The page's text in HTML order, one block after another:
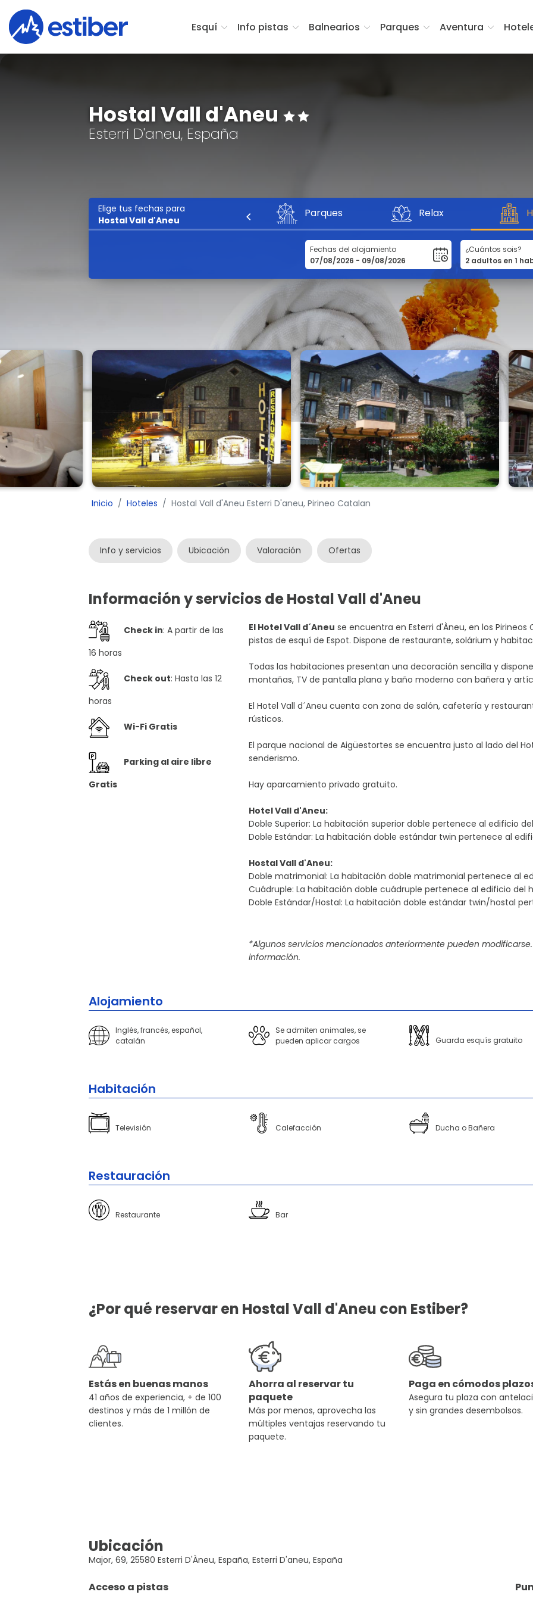
Esquí Info pistas Balnearios Parques Aventura
Hostal Vall d'Aneu
Esterri D'aneu, España
Elige tus fechas para
Hostal Vall d'Aneu
Parques Relax
Fechas del alojamiento ¿Cuántos sois?
Inicio Hoteles Hostal Vall d'Aneu Esterri D'aneu, Pirineo Catalan
Info y servicios Ubicación Valoración Ofertas
Información y servicios de Hostal Vall d'Aneu
Check in: A partir de las
16 horas
Check out: Hasta las 12
horas
Wi-Fi Gratis
Parking al aire libre
Gratis
El Hotel Vall d´Aneu se encuentra en Esterri d'Àneu, en los
pistas de esquí de Espot. Dispone de restaurante, solárium y
Todas las habitaciones presentan una decoración sencilla y
montañas, TV de pantalla plana y baño moderno con bañera y
El Hotel Vall d´Aneu cuenta con zona de salón, cafetería y
rústicos.
El parque nacional de Aigüestortes se encuentra justo al lado del
senderismo.
Hay aparcamiento privado gratuito.
Hotel Vall d'Aneu:
Doble Superior: La habitación superior doble pertenece al edificio
Doble Estándar: La habitación doble estándar twin pertenece al
Hostal Vall d'Aneu:
Doble matrimonial: La habitación doble matrimonial pertenece al
Cuádruple: La habitación doble cuádruple pertenece al edificio del
Doble Estándar/Hostal: La habitación doble estándar twin/hostal
*Algunos servicios mencionados anteriormente pueden
información.
Alojamiento
Inglés, francés, español,
catalán
Se admiten animales, se
pueden aplicar cargos
Guarda esquís gratuito
Habitación
Televisión Calefacción Ducha o Bañera
Restauración
Restaurante Bar
¿Por qué reservar en Hostal Vall d'Aneu con Estiber?
Estás en buenas manos
41 años de experiencia, + de 100
destinos y más de 1 millón de
clientes.
Ahorra al reservar tu
paquete
Más por menos, aprovecha las
múltiples ventajas reservando tu
paquete.
Paga en cómodos
Asegura tu plaza con
y sin grandes desembolsos.
Ubicación
Major, 69, 25580 Esterri D'Àneu, España, Esterri D'aneu, España
Acceso a pistas